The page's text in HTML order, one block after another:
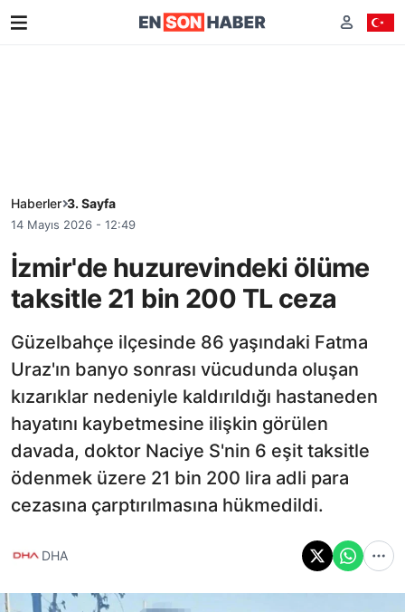
Haberler 3. Sayfa
14 Mayıs 2026 - 12:49
İzmir'de huzurevindeki ölüme
taksitle 21 bin 200 TL ceza
Güzelbahçe ilçesinde 86 yaşındaki Fatma
Uraz'ın banyo sonrası vücudunda oluşan
kızarıklar nedeniyle kaldırıldığı hastaneden
hayatını kaybetmesine ilişkin görülen
davada, doktor Naciye S'nin 6 eşit taksitle
ödenmek üzere 21 bin 200 lira adli para
cezasına çarptırılmasına hükmedildi.
DHA